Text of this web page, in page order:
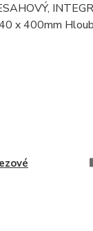
x 400mm